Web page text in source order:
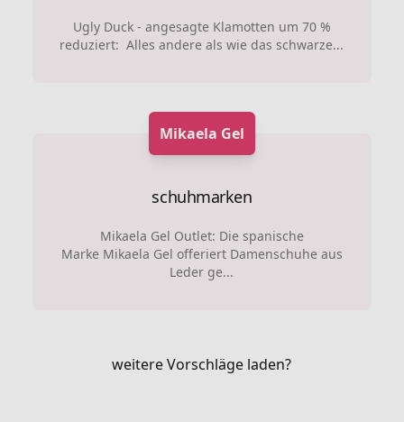
Ugly Duck - angesagte Klamotten um 70 %
reduziert: Alles andere als wie das schwarze...
Mikaela Gel
schuhmarken
Mikaela Gel Outlet: Die spanische
Marke Mikaela Gel offeriert Damenschuhe aus
Leder ge...
weitere Vorschläge laden?